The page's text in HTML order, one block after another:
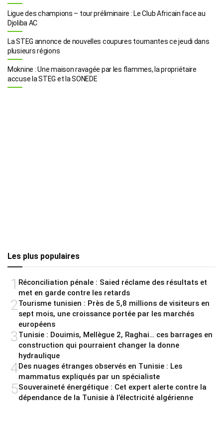
Ligue des champions – tour préliminaire : Le Club Africain face au
Djoliba AC
La STEG annonce de nouvelles coupures tournantes ce jeudi dans
plusieurs régions
Moknine : Une maison ravagée par les flammes, la propriétaire
accuse la STEG et la SONEDE
Les plus populaires
1 Réconciliation pénale : Saied réclame des résultats et
met en garde contre les retards
2Tourisme tunisien : Près de 5,8 millions de visiteurs en
sept mois, une croissance portée par les marchés
européens
3Tunisie : Douimis, Mellègue 2, Raghai… ces barrages en
construction qui pourraient changer la donne
hydraulique
4Des nuages étranges observés en Tunisie : Les
mammatus expliqués par un spécialiste
5Souveraineté énergétique : Cet expert alerte contre la
dépendance de la Tunisie à l’électricité algérienne